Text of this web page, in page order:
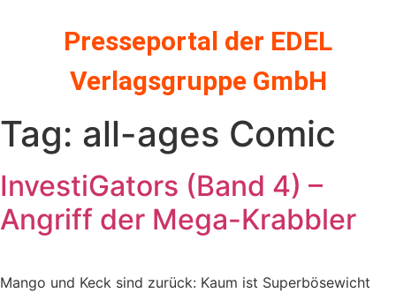
Presseportal der EDEL
Verlagsgruppe GmbH
Tag: all-ages Comic
InvestiGators (Band 4) –
Angriff der Mega-Krabbler
Mango und Keck sind zurück: Kaum ist Superbösewicht